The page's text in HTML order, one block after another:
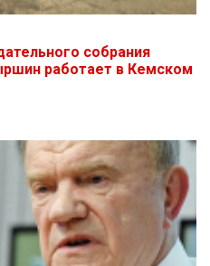
собрания
работает в Кемском